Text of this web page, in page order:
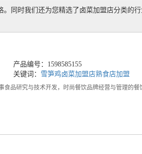
。同时我们还为您精选了 卤菜加盟店分类的
产品编号：1598585155
关键词： 雪笋鸡卤菜加盟店熟食店加盟
品研究与技术开发，时尚餐饮品牌经营与管理的